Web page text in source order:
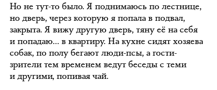
Но не тут-то было. Я поднимаюсь по лестнице,
но дверь, через которую я попала в подвал,
закрыта. Я вижу другую дверь, тяну её на себя
и попадаю… в квартиру. На кухне сидят хозяева
собак, по полу бегают люди-псы, а гости-
зрители тем временем ведут беседы с теми
и другими, попивая чай.